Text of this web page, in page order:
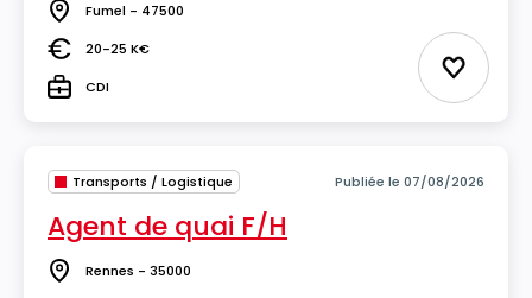
Lieu Fumel - 47500
Salaire20-25 K€
TypeCDI Ajouter
Transports / Logistique Publiée le 07/08/2026
Agent de quai F/H
Lieu Rennes - 35000